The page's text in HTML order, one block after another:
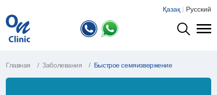
Қазақ | Русский
Главная Заболевания Быстрое семяизвержение